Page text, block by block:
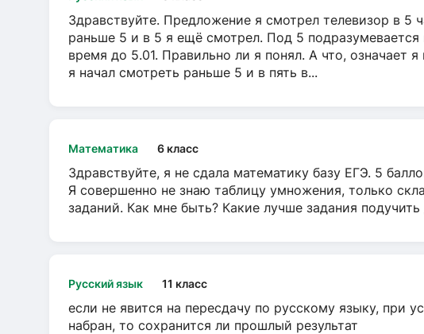
Здравствуйте. Предложение я смотрел телевизор в 5
раньше 5 и в 5 я ещё смотрел. Под 5
время до 5.01. Правильно ли я понял. А что, означает
я начал смотреть раньше 5 и в пять в...
Математика 6 класс
Здравствуйте, я не сдала математику базу ЕГЭ. 5
Я совершенно не знаю таблицу умножения, только
заданий. Как мне быть? Какие лучше задания
Русский язык 11 класс
если не явится на пересдачу по русскому языку, при
набран, то сохранится ли прошлый результат